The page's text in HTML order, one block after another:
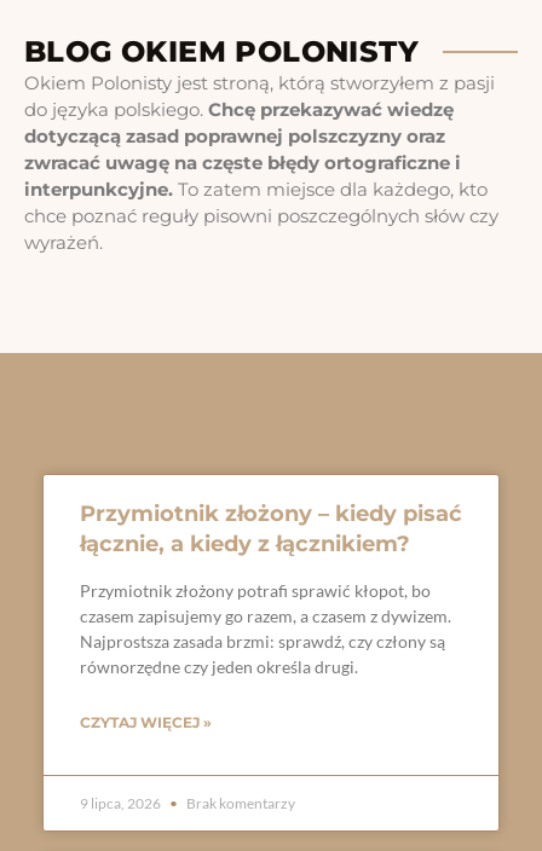
BLOG OKIEM POLONISTY
Okiem Polonisty jest stroną, którą stworzyłem z pasji
do języka polskiego. Chcę przekazywać wiedzę
dotyczącą zasad poprawnej polszczyzny oraz
zwracać uwagę na częste błędy ortograficzne i
interpunkcyjne. To zatem miejsce dla każdego, kto
chce poznać reguły pisowni poszczególnych słów czy
wyrażeń.
Przymiotnik złożony – kiedy pisać
łącznie, a kiedy z łącznikiem?
Przymiotnik złożony potrafi sprawić kłopot, bo
czasem zapisujemy go razem, a czasem z dywizem.
Najprostsza zasada brzmi: sprawdź, czy człony są
równorzędne czy jeden określa drugi.
CZYTAJ WIĘCEJ »
9 lipca, 2026 Brak komentarzy